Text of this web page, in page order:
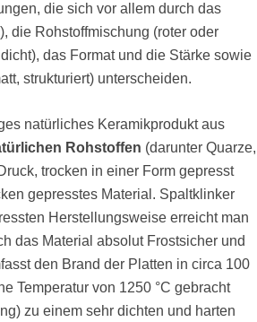
die sich vor allem durch das
die Rohstoffmischung (roter oder
das Format und die Stärke sowie
strukturiert) unterscheiden.
natürliches Keramikprodukt aus
Rohstoffen (darunter Quarze,
trocken in einer Form gepresst
gepresstes Material. Spaltklinker
Herstellungsweise erreicht man
das Material absolut Frostsicher und
den Brand der Platten in circa 100
Temperatur von 1250 °C gebracht
zu einem sehr dichten und harten